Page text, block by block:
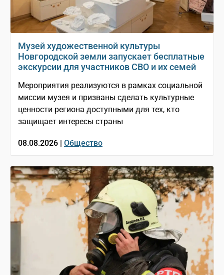
Музей художественной культуры
Новгородской земли запускает бесплатные
экскурсии для участников СВО и их семей
Мероприятия реализуются в рамках социальной
миссии музея и призваны сделать культурные
ценности региона доступными для тех, кто
защищает интересы страны
08.08.2026 | Общество